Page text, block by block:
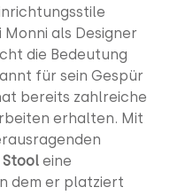
Monni als Designer
die Bedeutung
für sein Gespür
bereits zahlreiche
erhalten. Mit
Stool eine
dem er platziert